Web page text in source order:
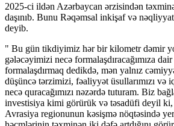
2025-ci ildən Azərbaycan ərzisindən
daşınıb. Bunu Rəqəmsal inkişaf və
deyib.
" Bu gün tikdiyimiz hər bir kilometr dəmir
gələcəyimizi necə formalaşdıracağımıza
formalaşdırmaq dedikdə, mən yalnız
düşüncə tərzimizi, fəaliyyət üsullarımızı və
necə quracağımızı nəzərdə tuturam. Biz
investisiya kimi görürük və təsadüfi deyil
Avrasiya regionunun kəsişmə nöqtəsində